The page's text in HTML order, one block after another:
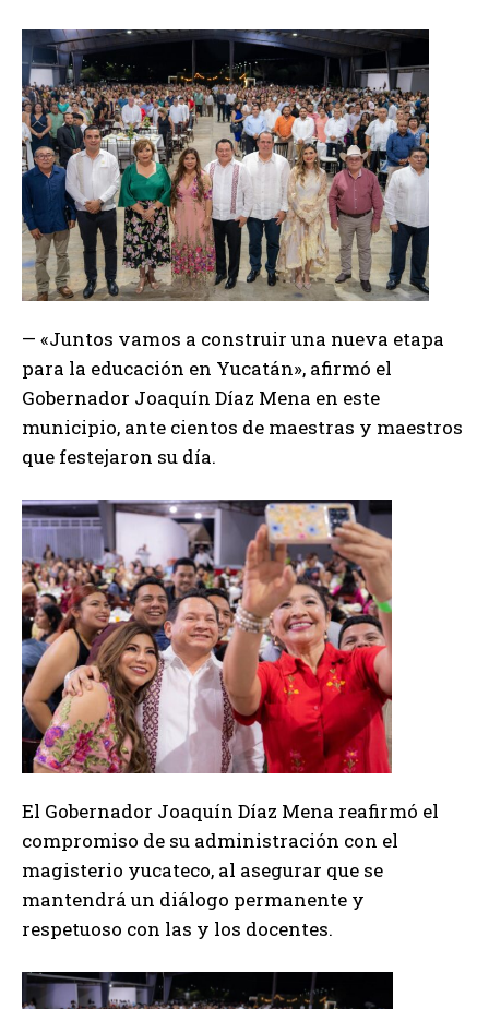
— «Juntos vamos a construir una nueva etapa
para la educación en Yucatán», afirmó el
Gobernador Joaquín Díaz Mena en este
municipio, ante cientos de maestras y maestros
que festejaron su día.
El Gobernador Joaquín Díaz Mena reafirmó el
compromiso de su administración con el
magisterio yucateco, al asegurar que se
mantendrá un diálogo permanente y
respetuoso con las y los docentes.